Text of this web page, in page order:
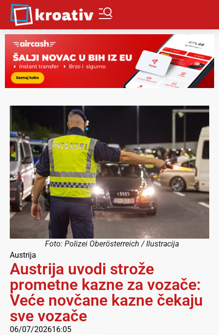
Foto: Polizei Oberösterreich / Ilustracija
Austrija
Austrija uvodi strože
prometne kazne za vozače:
Veće novčane kazne čekaju
sve vozače
06/07/202616:05